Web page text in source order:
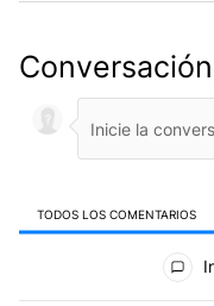
Conversación
TODOS LOS COMENTARIOS
Todos los